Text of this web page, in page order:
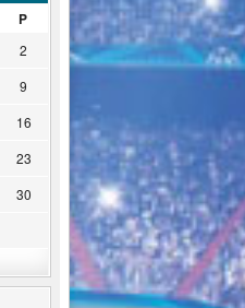
P
2
9
16
23
30